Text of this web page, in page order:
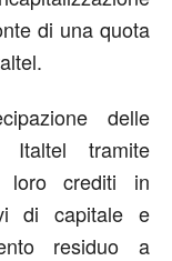
di una quota
delle
Italtel tramite
loro crediti in
di capitale e
residuo a